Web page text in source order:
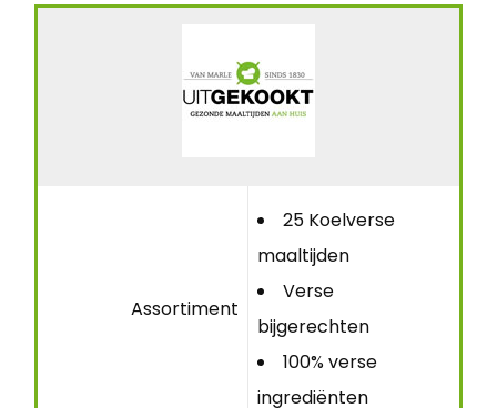
Assortiment
25 Koelverse
maaltijden
Verse
bijgerechten
100% verse
ingrediënten